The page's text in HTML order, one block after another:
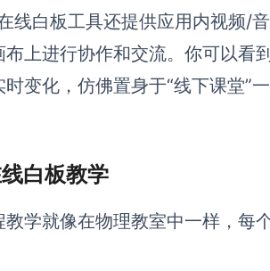
线白板工具还提供应用内视频/
上进行协作和交流。你可以看
变化，仿佛置身于“线下课堂”一
白板教学
学就像在物理教室中一样，每